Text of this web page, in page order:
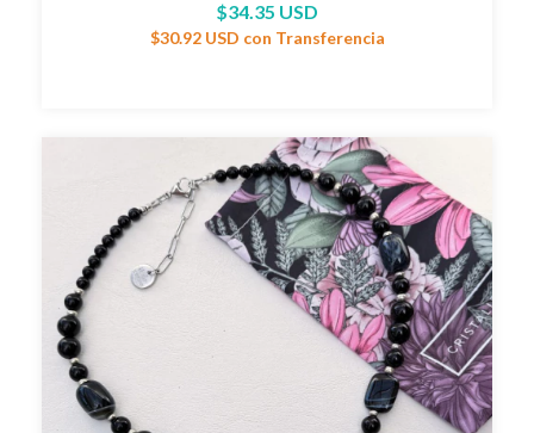
$34.35 USD
$30.92 USD con Transferencia